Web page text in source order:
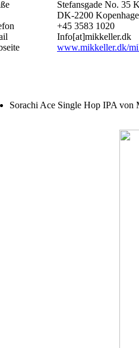
Stefansgade No. 35
DK-2200
+45 3583 1020
Info[at]mikkeller.dk
www.mikkeller.dk/
Sorachi Ace Single Hop IPA